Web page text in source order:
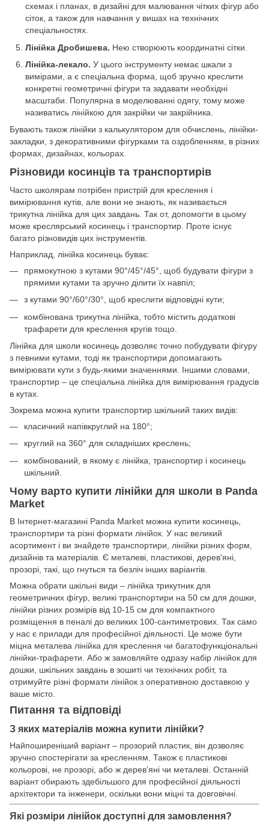
схемах і планах, в дизайні для малювання чітких фігур або
сіток, а також для навчання у вишах на технічних
спеціальностях.
Лінійка Дробишева. Нею створюють координатні сітки.
Лінійка-лекало. У цього інструменту немає шкали з
вимірами, а є спеціальна форма, щоб зручно креслити
конкретні геометричні фігури та задавати необхідні
масштаби. Популярна в моделюванні одягу, тому може
називатись лінійкою для закрійки чи закрійника.
Бувають також лінійки з калькулятором для обчислень, лінійки-
закладки, з декоративними фігурками та оздобленням, в різних
формах, дизайнах, кольорах.
Різновиди косинців та транспортирів
Часто школярам потрібен пристрій для креслення і
вимірювання кутів, але вони не знають, як називається
трикутна лінійка для цих завдань. Так от, допомогти в цьому
може креслярський косинець і транспортир. Проте існує
багато різновидів цих інструментів.
Наприклад, лінійка косинець буває:
прямокутною з кутами 90°/45°/45°, щоб будувати фігури з
прямими кутами та зручно ділити їх навпіл;
з кутами 90°/60°/30°, щоб креслити відповідні кути;
комбінована трикутна лінійка, тобто містить додаткові
трафарети для креслення кругів тощо.
Лінійка для школи косинець дозволяє точно побудувати фігуру
з певними кутами, тоді як транспортири допомагають
вимірювати кути з будь-якими значеннями. Іншими словами,
транспортир – це спеціальна лінійка для вимірювання градусів
в кутах.
Зокрема можна купити транспортир шкільний таких видів:
класичний напівкруглий на 180°;
круглий на 360° для складніших креслень;
комбінований, в якому є лінійка, транспортир і косинець
шкільний.
Чому варто купити лінійки для школи в Panda
Market
В Інтернет-магазині Panda Market можна купити косинець,
транспортири та різні формати лінійок. У нас великий
асортимент і ви знайдете транспортири, лінійки різних форм,
дизайнів та матеріалів. Є металеві, пластикові, дерев'яні,
прозорі, такі, що гнуться та безліч інших варіантів.
Можна обрати шкільні види – лінійка трикутник для
геометричних фігур, великі транспортири на 50 см для дошки,
лінійки різних розмірів від 10-15 см для компактного
розміщення в пеналі до великих 100-сантиметрових. Так само
у нас є прилади для професійної діяльності. Це може бути
міцна металева лінійка для креслення чи багатофункціональні
лінійки-трафарети. Або ж замовляйте одразу набір лінійок для
дошки, шкільних завдань в зошиті чи технічних робіт, та
отримуйте різні формати лінійок з оперативною доставкою у
ваше місто.
Питання та відповіді
З яких матеріалів можна купити лінійки?
Найпоширеніший варіант – прозорий пластик, він дозволяє
зручно спостерігати за кресленням. Також є пластикові
кольорові, не прозорі, або ж дерев’яні чи металеві. Останній
варіант обирають здебільшого для професійної діяльності
архітектори та інженери, оскільки вони міцні та довговічні.
Які розміри лінійок доступні для замовлення?